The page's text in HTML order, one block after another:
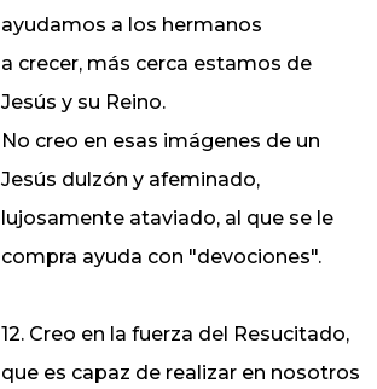
ayudamos a los hermanos
a crecer, más cerca estamos de
Jesús y su Reino.
No creo en esas imágenes de un
Jesús dulzón y afeminado,
lujosamente ataviado, al que se le
compra ayuda con "devociones".
12. Creo en la fuerza del Resucitado,
que es capaz de realizar en nosotros